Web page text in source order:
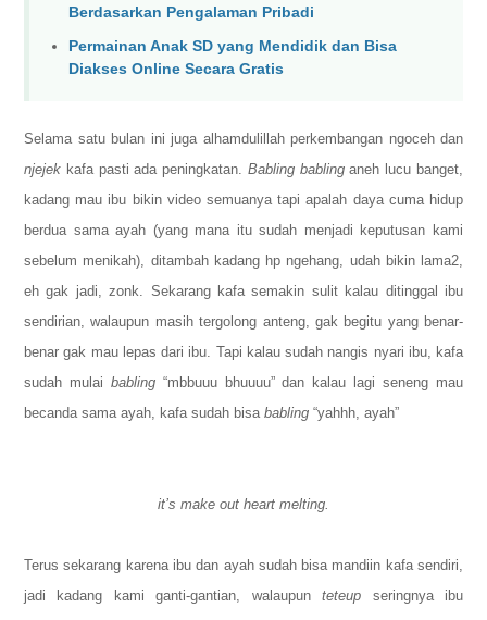
Berdasarkan Pengalaman Pribadi
Permainan Anak SD yang Mendidik dan Bisa
Diakses Online Secara Gratis
Selama satu bulan ini juga alhamdulillah perkembangan ngoceh dan
njejek kafa pasti ada peningkatan. Babling bablinganeh lucu banget,
kadang mau ibu bikin video semuanya tapi apalah daya cuma hidup
berdua sama ayah (yang mana itu sudah menjadi keputusan kami
sebelum menikah), ditambah kadang hp ngehang, udah bikin lama2,
eh gak jadi, zonk. Sekarangkafa semakin sulit kalau ditinggal ibu
sendirian, walaupun masih tergolong anteng, gak begitu yang benar-
benar gak mau lepas dari ibu. Tapi kalau sudah nangis nyari ibu, kafa
sudah mulai babling“mbbuuu bhuuuu” dan kalau lagi seneng mau
becanda sama ayah, kafa sudah bisa babling “yahhh, ayah”
it’s make out heart melting.
Terus sekarang karena ibu dan ayah sudah bisa mandiin kafa sendiri,
jadi kadang kami ganti-gantian, walaupunteteup seringnya ibu